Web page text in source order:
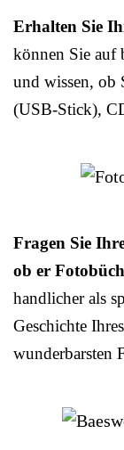
Erhalten Sie
können Sie auf
und wissen, ob
(USB-Stick),
Fragen Sie
ob er
handlicher als
Geschichte
wunderbarsten